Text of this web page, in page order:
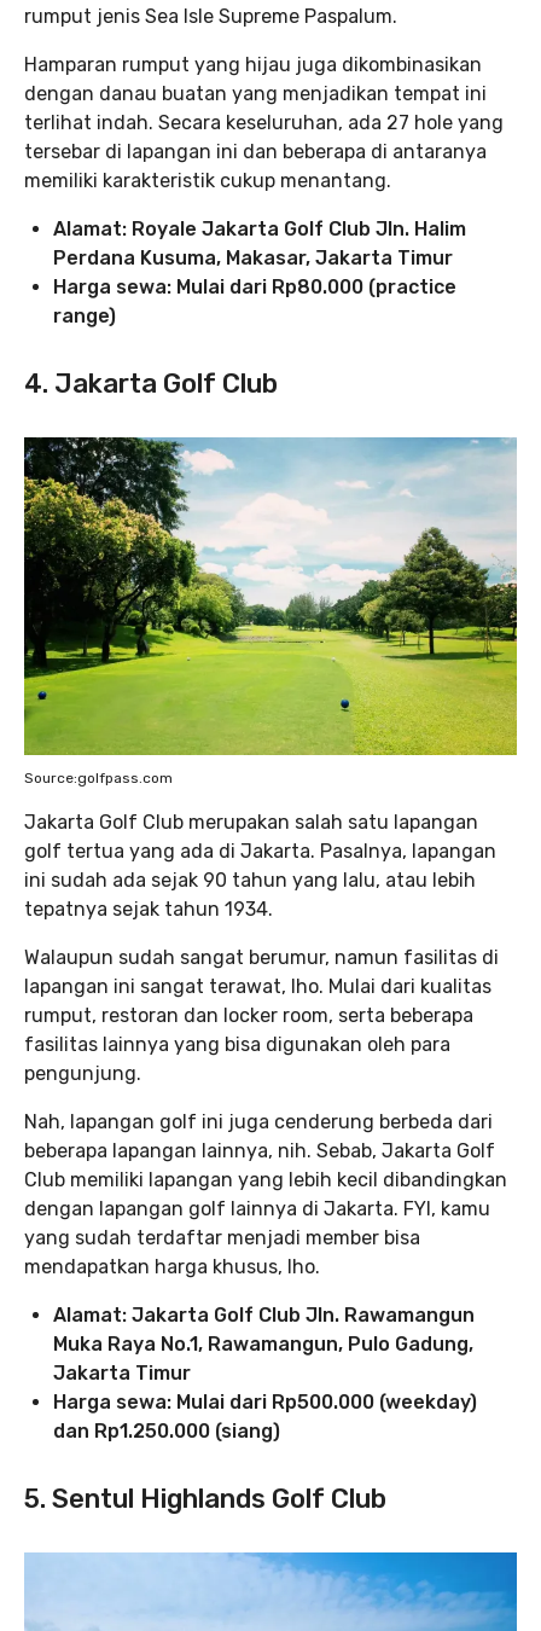
rumput jenis Sea Isle Supreme Paspalum.
Hamparan rumput yang hijau juga dikombinasikan
dengan danau buatan yang menjadikan tempat ini
terlihat indah. Secara keseluruhan, ada 27 hole yang
tersebar di lapangan ini dan beberapa di antaranya
memiliki karakteristik cukup menantang.
Alamat: Royale Jakarta Golf Club Jln. Halim
Perdana Kusuma, Makasar, Jakarta Timur
Harga sewa: Mulai dari Rp80.000 (practice
range)
4. Jakarta Golf Club
Source:golfpass.com
Jakarta Golf Club merupakan salah satu lapangan
golf tertua yang ada di Jakarta. Pasalnya, lapangan
ini sudah ada sejak 90 tahun yang lalu, atau lebih
tepatnya sejak tahun 1934.
Walaupun sudah sangat berumur, namun fasilitas di
lapangan ini sangat terawat, lho. Mulai dari kualitas
rumput, restoran dan locker room, serta beberapa
fasilitas lainnya yang bisa digunakan oleh para
pengunjung.
Nah, lapangan golf ini juga cenderung berbeda dari
beberapa lapangan lainnya, nih. Sebab, Jakarta Golf
Club memiliki lapangan yang lebih kecil dibandingkan
dengan lapangan golf lainnya di Jakarta. FYI, kamu
yang sudah terdaftar menjadi member bisa
mendapatkan harga khusus, lho.
Alamat: Jakarta Golf Club Jln. Rawamangun
Muka Raya No.1, Rawamangun, Pulo Gadung,
Jakarta Timur
Harga sewa: Mulai dari Rp500.000 (weekday)
dan Rp1.250.000 (siang)
5. Sentul Highlands Golf Club